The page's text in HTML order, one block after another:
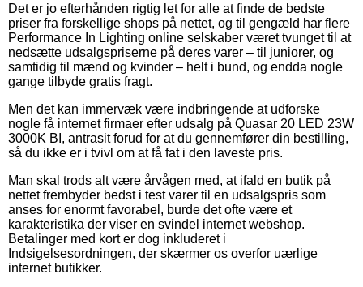
Det er jo efterhånden rigtig let for alle at finde de bedste
priser fra forskellige shops på nettet, og til gengæld har flere
Performance In Lighting online selskaber været tvunget til at
nedsætte udsalgspriserne på deres varer – til juniorer, og
samtidig til mænd og kvinder – helt i bund, og endda nogle
gange tilbyde gratis fragt.
Men det kan immervæk være indbringende at udforske
nogle få internet firmaer efter udsalg på Quasar 20 LED 23W
3000K BI, antrasit forud for at du gennemfører din bestilling,
så du ikke er i tvivl om at få fat i den laveste pris.
Man skal trods alt være årvågen med, at ifald en butik på
nettet frembyder bedst i test varer til en udsalgspris som
anses for enormt favorabel, burde det ofte være et
karakteristika der viser en svindel internet webshop.
Betalinger med kort er dog inkluderet i
Indsigelsesordningen, der skærmer os overfor uærlige
internet butikker.